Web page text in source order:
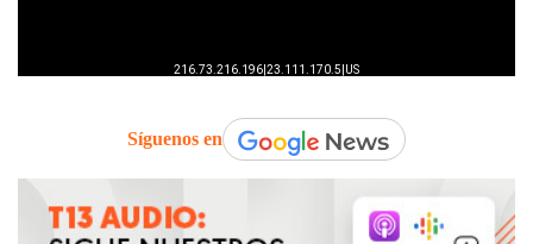
Síguenos en